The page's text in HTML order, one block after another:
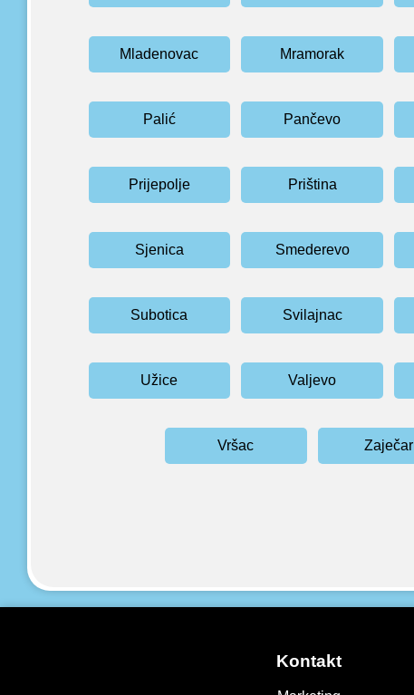
Mladenovac Mramorak
Palić Pančevo
Prijepolje Priština
Sjenica Smederevo
Subotica Svilajnac
Užice Valjevo
Vršac Zaječar
Kontakt